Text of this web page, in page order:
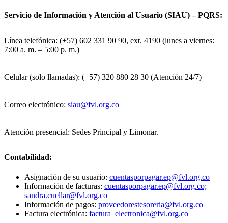
Servicio de Información y Atención al Usuario (SIAU) – PQRS:
Línea telefónica: (+57) 602 331 90 90, ext. 4190 (lunes a viernes:
7:00 a. m. – 5:00 p. m.)
Celular (solo llamadas): (+57) 320 880 28 30 (Atención 24/7)
Correo electrónico: siau@fvl.org.co
Atención presencial: Sedes Principal y Limonar.
Contabilidad:
Asignación de su usuario: cuentasporpagar.ep@fvl.org.co
Información de facturas: cuentasporpagar.ep@fvl.org.co;
sandra.cuellar@fvl.org.co
Información de pagos: proveedorestesoreria@fvl.org.co
Factura electrónica: factura_electronica@fvl.org.co